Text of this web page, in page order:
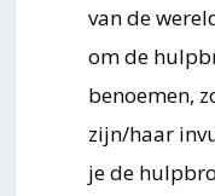
van de
om de
benoemen,
zijn/haar
je de